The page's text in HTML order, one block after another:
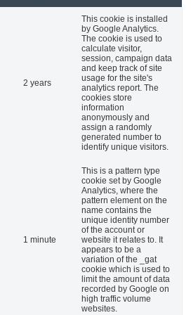
2 years
This cookie is installed
by Google Analytics.
The cookie is used to
calculate visitor,
session, campaign data
and keep track of site
usage for the site's
analytics report. The
cookies store
information
anonymously and
assign a randomly
generated number to
identify unique visitors.
1 minute
This is a pattern type
cookie set by Google
Analytics, where the
pattern element on the
name contains the
unique identity number
of the account or
website it relates to. It
appears to be a
variation of the _gat
cookie which is used to
limit the amount of data
recorded by Google on
high traffic volume
websites.